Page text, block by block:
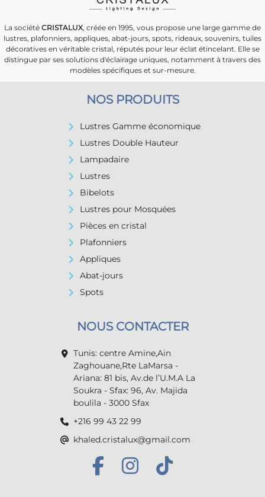
La société CRISTALUX, créée en 1995, vous propose une large gamme de
lustres, plafonniers, appliques, abat-jours, spots, rideaux, souvenirs, tuiles
décoratives en véritable cristal, réputés pour leur éclat étincelant. Elle se
distingue par ses solutions d'éclairage uniques, notamment à travers des
modèles spécifiques et sur-mesure.
NOS PRODUITS
Lustres Gamme économique
Lustres Double Hauteur
Lampadaire
Lustres
Bibelots
Lustres pour Mosquées
Pièces en cristal
Plafonniers
Appliques
Abat-jours
Spots
NOUS CONTACTER
Tunis: centre Amine,Ain
Zaghouane,Rte LaMarsa -
Ariana: 81 bis, Av.de l’U.M.A La
Soukra - Sfax: 96, Av. Majida
boulila - 3000 Sfax
+216 99 43 22 99
khaled.cristalux@gmail.com